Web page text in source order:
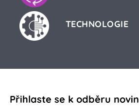
TECHNOLOGIE
Přihlaste se k odběru